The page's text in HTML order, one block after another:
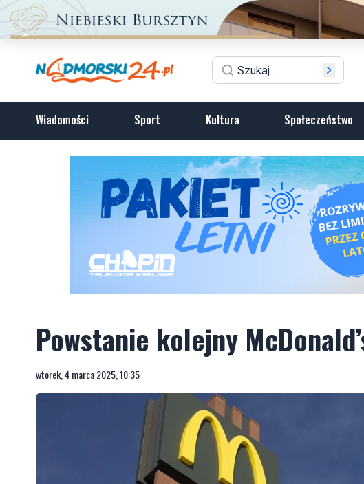
Wiadomości Sport Kultura Społeczeństwo
Powstanie kolejny
wtorek, 4 marca 2025, 10:35